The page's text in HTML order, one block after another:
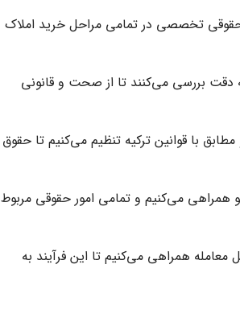
حقوقی تخصصی در تمامی مراحل خرید املاک
دقت بررسی می‌کنند تا از صحت و قانونی
با قوانین ترکیه تنظیم می‌کنیم تا حقوق
همراهی می‌کنیم و تمامی امور حقوقی مربوط
معامله همراهی می‌کنیم تا این فرآیند به